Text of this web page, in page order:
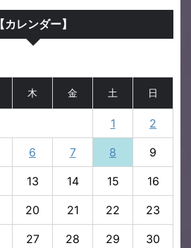
【カレンダー】
木 金 土 日
1 2
6 7 8 9
13 14 15 16
20 21 22 23
27 28 29 30